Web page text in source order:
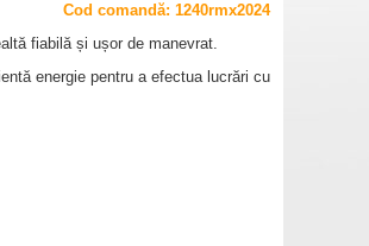
Cod comandă: 1240rmx2024
fiabilă și ușor de manevrat.
energie pentru a efectua lucrări cu